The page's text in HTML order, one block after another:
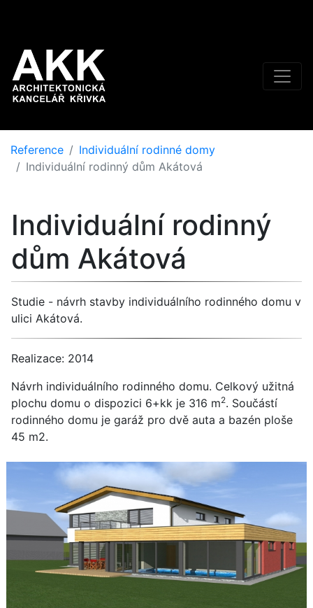
Reference
Individuální rodinné domy
Individuální rodinný dům Akátová
Individuální rodinný
dům Akátová
Studie - návrh stavby individuálního rodinného domu v
ulici Akátová.
Realizace: 2014
Návrh individuálního rodinného domu. Celkový užitná
plochu domu o dispozici 6+kk je 316 m2. Součástí
rodinného domu je garáž pro dvě auta a bazén ploše
45 m2.